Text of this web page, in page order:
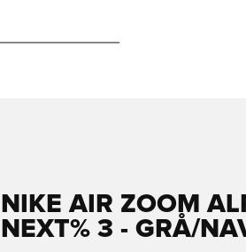
NIKE AIR ZOOM
NEXT% 3 - GRÅ/